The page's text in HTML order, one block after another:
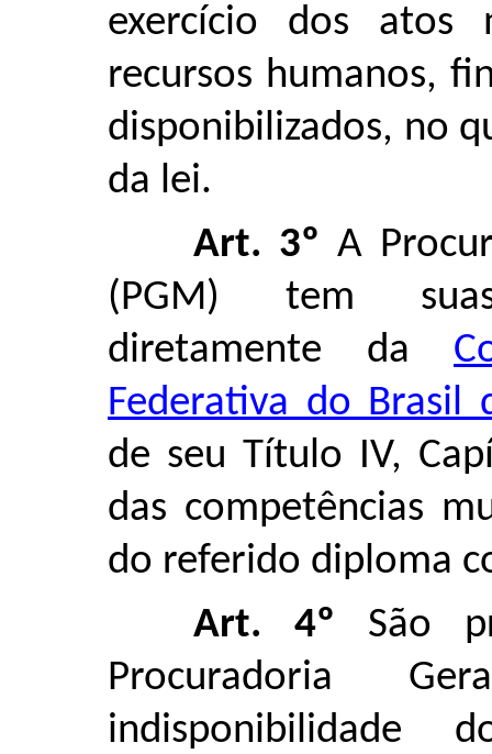
exercício dos atos
recursos humanos,
disponibilizados, no
da lei.
Art. 3º A
(PGM) tem
diretamente da
Federativa do Brasil
de seu Título IV,
das competências
do referido diploma
Art. 4º São
Procuradoria
indisponibilidade